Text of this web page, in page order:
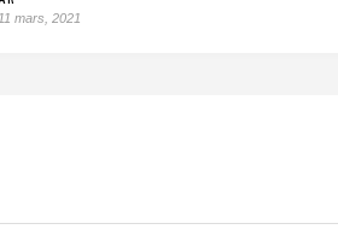
11 mars, 2021